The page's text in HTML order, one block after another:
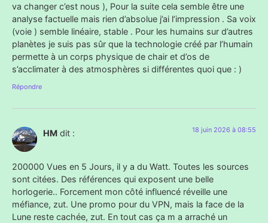
va changer c’est nous ), Pour la suite cela semble être une
analyse factuelle mais rien d’absolue j’ai l’impression . Sa voix
(voie ) semble linéaire, stable . Pour les humains sur d’autres
planètes je suis pas sûr que la technologie créé par l’humain
permette à un corps physique de chair et d’os de
s’acclimater à des atmosphères si différentes quoi que : )
Répondre
HM dit : 18 juin 2026 à 08:55
200000 Vues en 5 Jours, il y a du Watt. Toutes les sources
sont citées. Des références qui exposent une belle
horlogerie.. Forcement mon côté influencé réveille une
méfiance, zut. Une promo pour du VPN, mais la face de la
Lune reste cachée, zut. En tout cas ça m a arraché un